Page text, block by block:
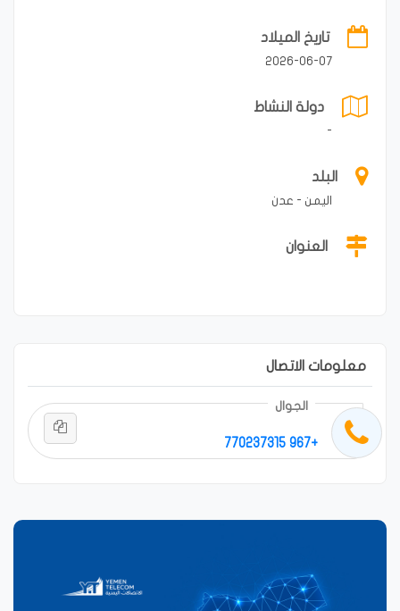
تاريخ الميلاد
2026-06-07
دولة النشاط
-
البلد
اليمن - عدن
العنوان
معلومات الاتصال
+967 770237315
الجوال